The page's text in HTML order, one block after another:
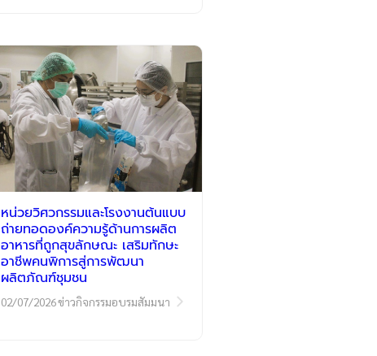
หน่วยวิศวกรรมและโรงงานต้นแบบ
ถ่ายทอดองค์ความรู้ด้านการผลิต
อาหารที่ถูกสุขลักษณะ เสริมทักษะ
อาชีพคนพิการสู่การพัฒนา
ผลิตภัณฑ์ชุมชน
02/07/2026ข่าวกิจกรรมอบรมสัมมนา